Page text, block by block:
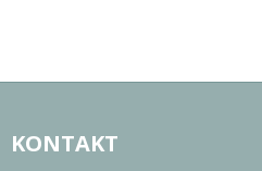
KONTAKT